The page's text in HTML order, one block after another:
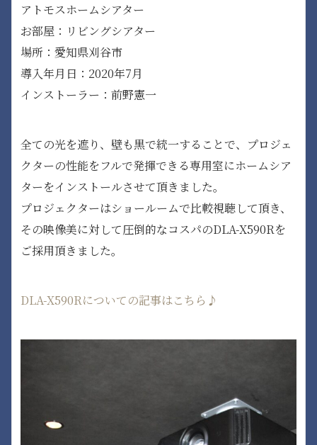
アトモスホームシアター
お部屋：リビングシアター
場所：愛知県刈谷市
導入年月日：2020年7月
インストーラー：前野憲一
全ての光を遮り、壁も黒で統一することで、プロジェ
クターの性能をフルで発揮できる専用室にホームシア
ターをインストールさせて頂きました。
プロジェクターはショールームで比較視聴して頂き、
その映像美に対して圧倒的なコスパのDLA-X590Rを
ご採用頂きました。
DLA-X590Rについての記事はこちら♪